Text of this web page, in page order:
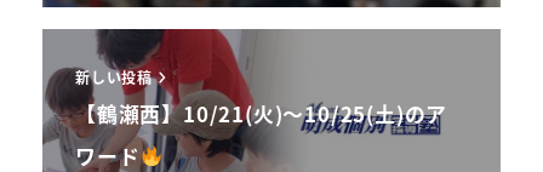
新しい投稿
【鶴瀬西】10/21(火)～10/25(土)のア
ワード